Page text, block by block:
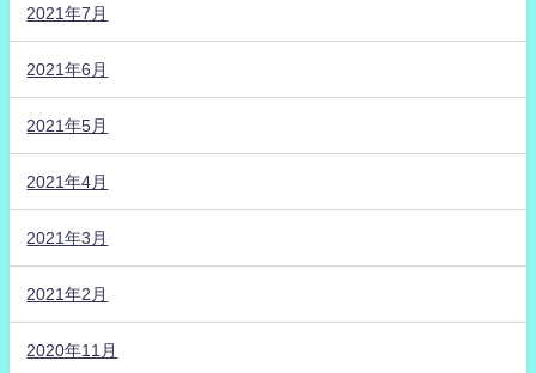
2021年7月
2021年6月
2021年5月
2021年4月
2021年3月
2021年2月
2020年11月